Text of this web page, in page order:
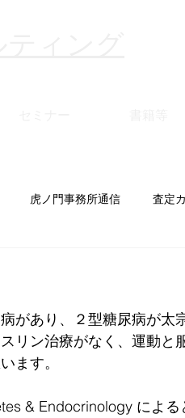
虎ノ門事務所通信 査定
があり、２型糖尿病が太
リン治療がなく、運動と
ます。
& Endocrinology によ